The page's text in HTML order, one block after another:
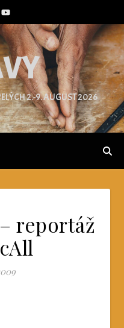
2.-9. AUGUST 2026
reportáž